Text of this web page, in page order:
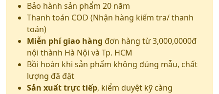
Bảo hành sản phẩm 20 năm
Thanh toán COD (Nhận hàng kiếm tra/ thanh
toán)
Miễn phí giao hàng đơn hàng từ 3,000,0000đ
nội thành Hà Nội và Tp. HCM
Bồi hoàn khi sản phẩm không đúng mẫu, chất
lượng đã đặt
Sản xuất trực tiếp, kiểm duyệt kỹ càng